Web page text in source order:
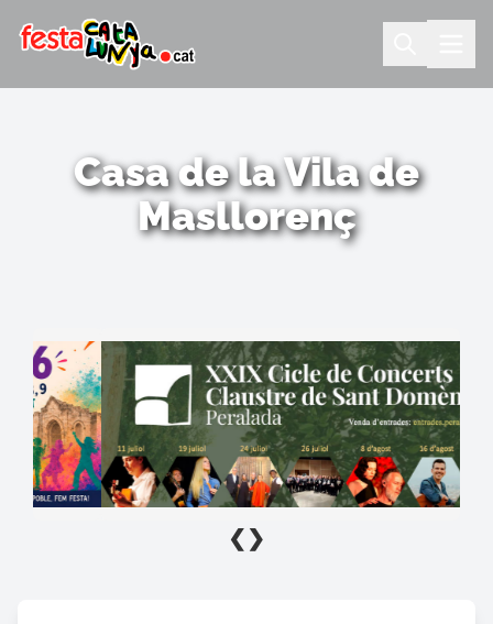
Casa de la Vila de
Masllorenç
❮ ❯